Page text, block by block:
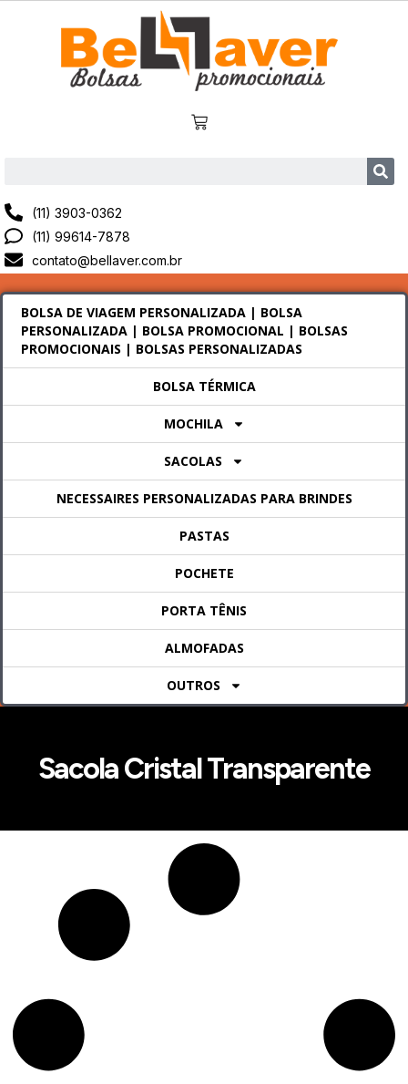
(11) 3903-0362
(11) 99614-7878
contato@bellaver.com.br
BOLSA DE VIAGEM PERSONALIZADA | BOLSA
PERSONALIZADA | BOLSA PROMOCIONAL | BOLSAS
PROMOCIONAIS | BOLSAS PERSONALIZADAS
BOLSA TÉRMICA
MOCHILA
SACOLAS
NECESSAIRES PERSONALIZADAS PARA BRINDES
PASTAS
POCHETE
PORTA TÊNIS
ALMOFADAS
OUTROS
Sacola Cristal Transparente